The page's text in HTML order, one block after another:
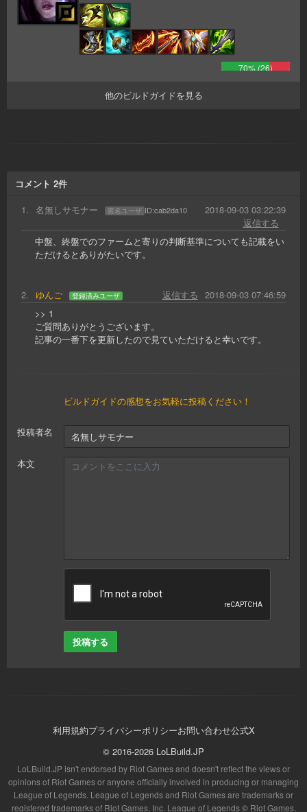
70% (26)
他のビルドガイドを見る
コメント 2件
1. 名無しサモナー 匿名ユーザ ID:cab2da10
2018-09-03 03:22:39
返信する
中盤、終盤でのファームと寄りの判断基準についても記載をい
ただけるとありがたいです。
2. ゆんご 登録済みユーザ 2018-09-03 07:46:59
返信する
>> 1
ご質問ありがとうございます。
記事の一番下を更新したので見ていただけると幸いです。
ビルドガイドの感想をお気軽に投稿ください！
投稿者名
本文
投稿する
利用規約プライバシーポリシーお問い合わせ公式X
© 2016-2026 LoLBuild.JP
LoLBuild.JP isn't endorsed by Riot Games and doesn't reflect the views or
opinions of Riot Games or anyone officially involved in producing or managing
League of Legends. League of Legends and Riot Games are trademarks or
registered trademarks of Riot Games, Inc. League of Legends © Riot Games,